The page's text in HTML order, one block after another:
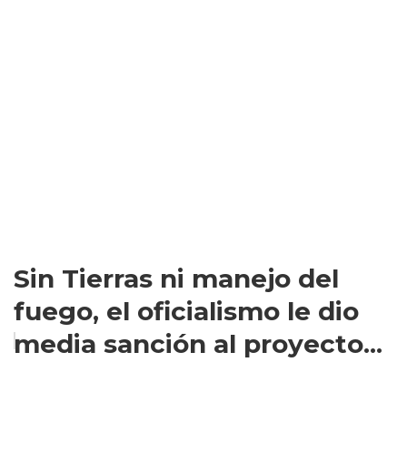
Sin Tierras ni manejo del
fuego, el oficialismo le dio
media sanción al proyecto...